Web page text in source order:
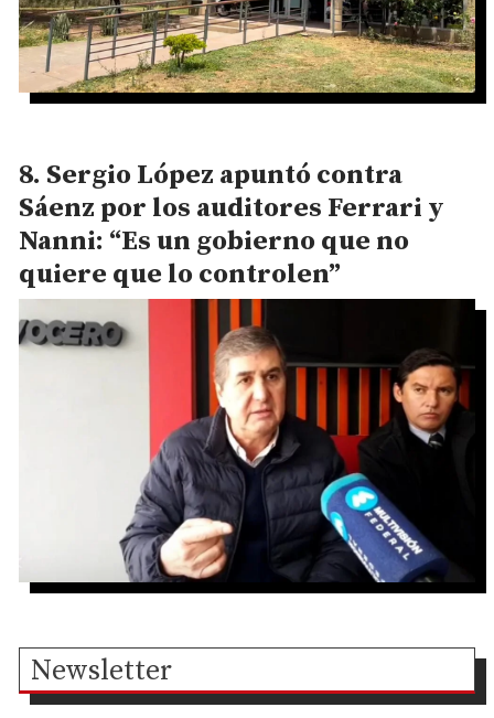
Sergio López apuntó contra
Sáenz por los auditores Ferrari y
Nanni: “Es un gobierno que no
quiere que lo controlen”
Newsletter